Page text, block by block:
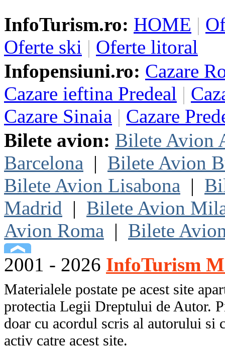
InfoTurism.ro: HOME |
Oferte ski | Oferte litoral
Infopensiuni.ro: Cazare
Cazare ieftina Predeal |
Cazare Sinaia | Cazare
Bilete avion: Bilete Avion
Barcelona | Bilete Avion
Bilete Avion Lisabona |
Madrid | Bilete Avion
Avion Roma | Bilete
2001 - 2026 InfoTurism
Materialele postate pe acest site
protectia Legii Dreptului de Autor.
doar cu acordul scris al autorului si
activ catre acest site.